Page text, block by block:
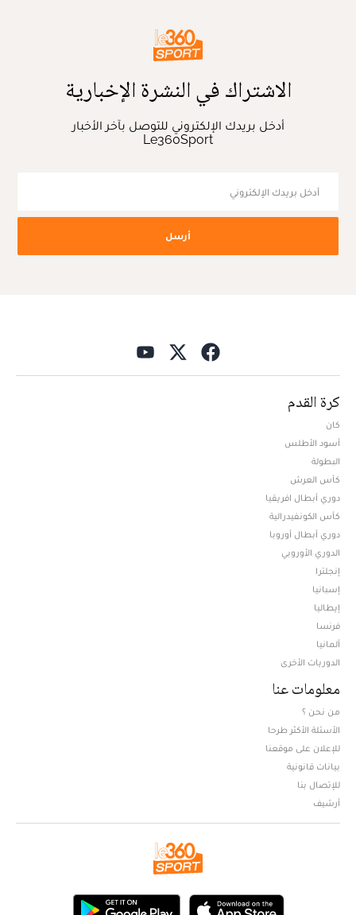
الاشتراك في النشرة الإخبارية
أدخل بريدك الإلكتروني للتوصل بآخر الأخبار
Le360Sport
أرسل
كرة القدم
كان
أسود الأطلس
البطولة
كأس العرش
دوري أبطال افريقيا
كأس الكونفيدرالية
دوري أبطال أوروبا
الدوري الأوروبي
إنجلترا
إسبانيا
إيطاليا
فرنسا
ألمانيا
الدوريات الأخرى
معلومات عنا
من نحن ؟
الأسئلة الأكثر طرحا
للإعلان على موقعنا
بيانات قانونية
للإتصال بنا
أرشيف